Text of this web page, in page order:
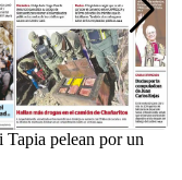
pelean por un